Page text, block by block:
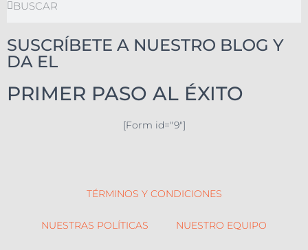
SUSCRÍBETE A NUESTRO BLOG Y
DA EL
PRIMER PASO AL ÉXITO
[Form id="9"]
TÉRMINOS Y CONDICIONES
NUESTRAS POLÍTICAS NUESTRO EQUIPO